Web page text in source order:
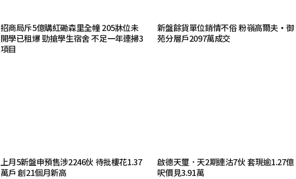
招商局斥5億購紅磡森里全幢 205牀位未
開學已租爆 勁搶學生宿舍 不足一年連掃3
項目
新盤餘貨單位銷情不俗 粉嶺高爾夫·御
苑分層戶2097萬成交
上月5新盤申預售涉2246伙 待批樓花1.37
萬戶 創21個月新高
啟德天璽．天2期連沽7伙 套現逾1.27億
呎價見3.91萬